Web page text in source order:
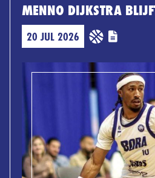
MENNO DIJKSTRA
20 JUL 2026